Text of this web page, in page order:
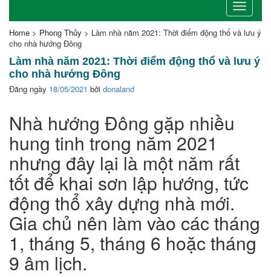
Toggle
Home > Phong Thủy > Làm nhà năm 2021: Thời điểm động thổ và lưu ý
cho nhà hướng Đông
Làm nhà năm 2021: Thời điểm động thổ và lưu ý
cho nhà hướng Đông
Đăng ngày 18/05/2021 bởi donaland
Nhà hướng Đông gặp nhiều
hung tinh trong năm 2021
nhưng đây lại là một năm rất
tốt để khai sơn lập hướng, tức
động thổ xây dựng nhà mới.
Gia chủ nên làm vào các tháng
1, tháng 5, tháng 6 hoặc tháng
9 âm lịch.